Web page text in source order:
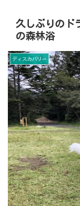
久しぶりのド
の森林浴
ディスカバリー